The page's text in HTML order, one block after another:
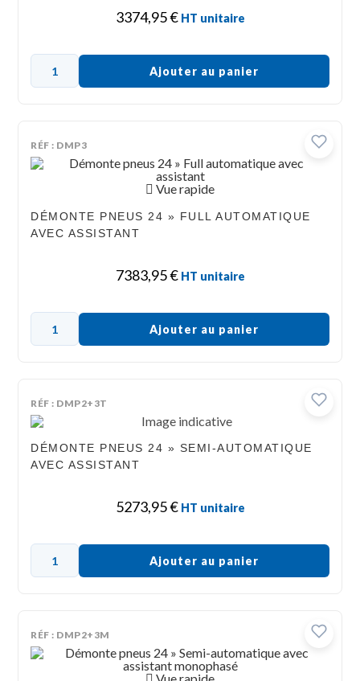
3374,95€ HT unitaire
Ajouter au panier
RÉF : DMP3
Vue rapide
DÉMONTE PNEUS 24 » FULL AUTOMATIQUE
AVEC ASSISTANT
7383,95€ HT unitaire
Ajouter au panier
RÉF : DMP2+3T
DÉMONTE PNEUS 24 » SEMI-AUTOMATIQUE
AVEC ASSISTANT
5273,95€ HT unitaire
Ajouter au panier
RÉF : DMP2+3M